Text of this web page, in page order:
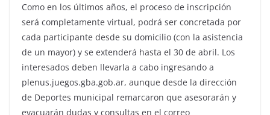
Como en los últimos años, el proceso de inscripción
será completamente virtual, podrá ser concretada por
cada participante desde su domicilio (con la asistencia
de un mayor) y se extenderá hasta el 30 de abril. Los
interesados deben llevarla a cabo ingresando a
plenus.juegos.gba.gob.ar, aunque desde la dirección
de Deportes municipal remarcaron que asesorarán y
evacuarán dudas y consultas en el correo